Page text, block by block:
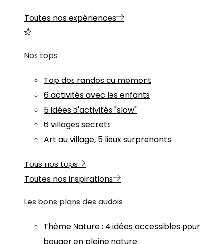
Toutes nos expériences
Nos tops
Top des randos du moment
6 activités avec les enfants
5 idées d'activités "slow"
6 villages secrets
Art au village, 5 lieux surprenants
Tous nos tops
Toutes nos inspirations
Les bons plans des audois
Thème Nature: 4 idées accessibles pour
bouger en pleine nature